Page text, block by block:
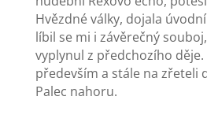
Hvězdné války, dojala
líbil se mi i závěrečný
vyplynul z předchozího děje.
především a stále na zřeteli
Palec nahoru.